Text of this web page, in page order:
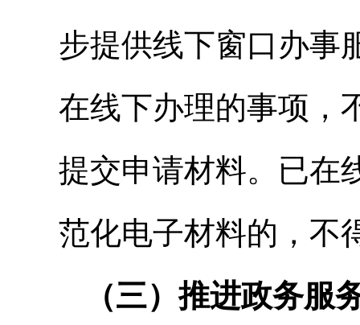
步提供线下窗口办事
在线下办理的事项，
提交申请材料。已在
范化电子材料的，不
（三）推进政务服